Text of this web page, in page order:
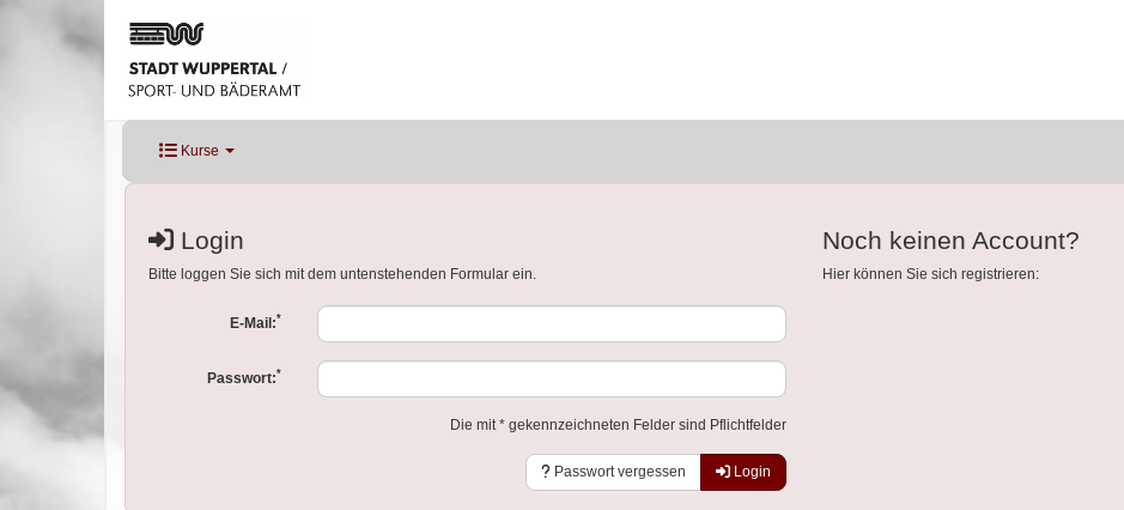
Kurse
Login
Bitte loggen Sie sich mit dem untenstehenden Formular ein.
E-Mail:*
Passwort:*
Die mit * gekennzeichneten Felder sind Pflichtfelder
Passwort vergessen Login
Noch keinen Account?
Hier können Sie sich registrieren: